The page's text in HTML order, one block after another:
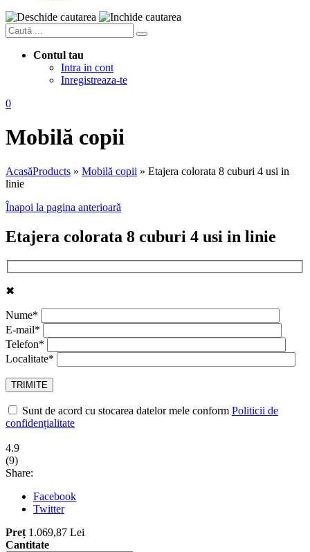
Contul tau
Intra in cont
Inregistreaza-te
0
Mobilă copii
AcasăProducts » Mobilă copii » Etajera colorata 8 cuburi 4 usi in
linie
Înapoi la pagina anterioară
Etajera colorata 8 cuburi 4 usi in linie
✖
Nume*
E-mail*
Telefon*
Localitate*
Sunt de acord cu stocarea datelor mele conform Politicii de
confidențialitate
4.9
(9)
Share:
Facebook
Twitter
Preț 1.069,87 Lei
Cantitate